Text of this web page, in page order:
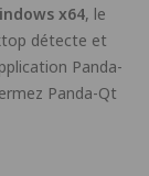
x64, le
détecte et
Panda-
Panda-Qt